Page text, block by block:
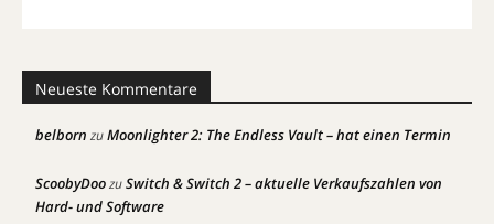
Neueste Kommentare
belborn zuMoonlighter 2: The Endless Vault – hat einen Termin
ScoobyDoozuSwitch & Switch 2 – aktuelle Verkaufszahlen von
Hard- und Software